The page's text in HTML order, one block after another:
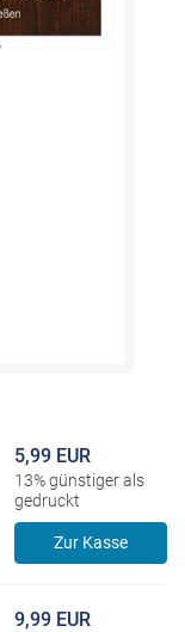
5,99 EUR
13% günstiger als
gedruckt
Zur Kasse
9,99 EUR